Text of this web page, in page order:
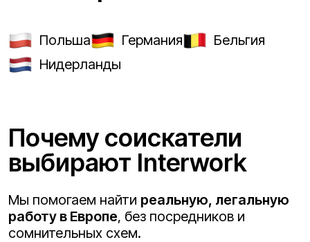
Польша Германия
Бельгия
Нидерланды
Почему соискатели
выбирают Interwork
Мы помогаем найти реальную, легальную
работу в Европе, без посредников и
сомнительных схем.